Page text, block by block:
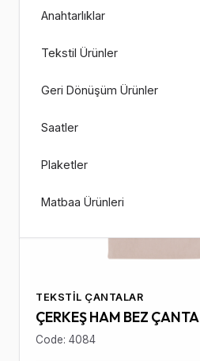
Anahtarlıklar
Tekstil Ürünler
Geri Dönüşüm Ürünler
Saatler
Plaketler
Matbaa Ürünleri
In Stock: 2319
TEKSTIL ÇANTALAR
ÇERKEŞ HAM BEZ ÇANTA
Code: 4084